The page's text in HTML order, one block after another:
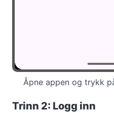
Åpne appen og trykk
Trinn 2: Logg inn